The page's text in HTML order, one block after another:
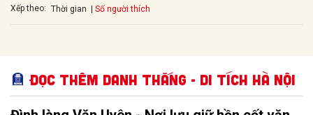
Xếp theo: Thời gian Số người thích
Đọc thêm Danh thắng - Di tích Hà Nội